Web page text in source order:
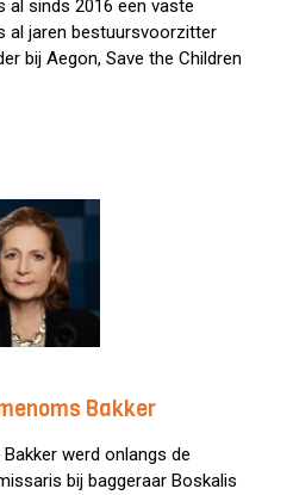
al sinds 2016 een vaste
al jaren bestuursvoorzitter
bij Aegon, Save the Children
Bakker
werd onlangs de
bij baggeraar Boskalis